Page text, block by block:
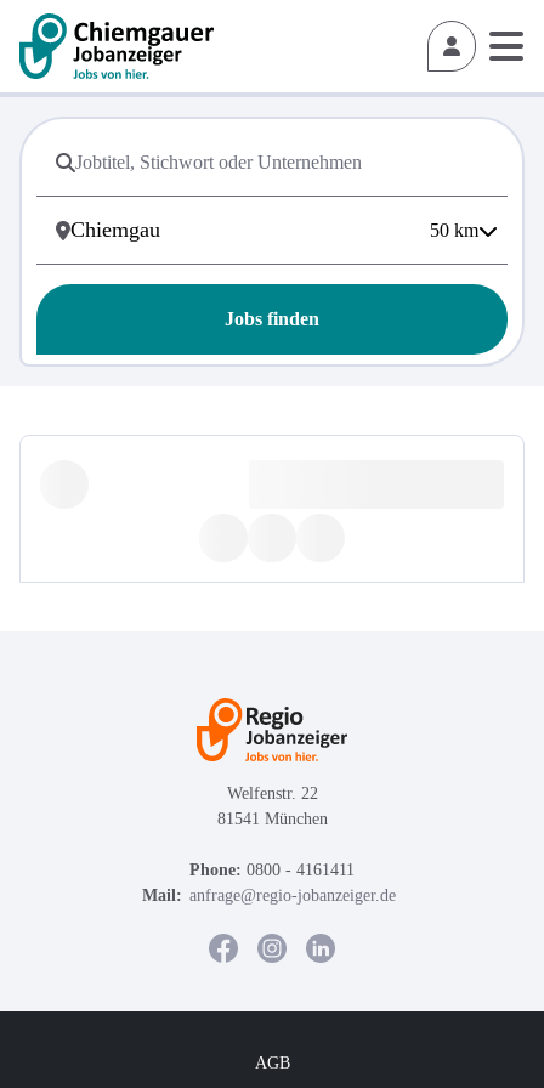
50 km
Jobs finden
Welfenstr. 22
81541 München
Phone: 0800 - 4161411
Mail: anfrage@regio-jobanzeiger.de
AGB